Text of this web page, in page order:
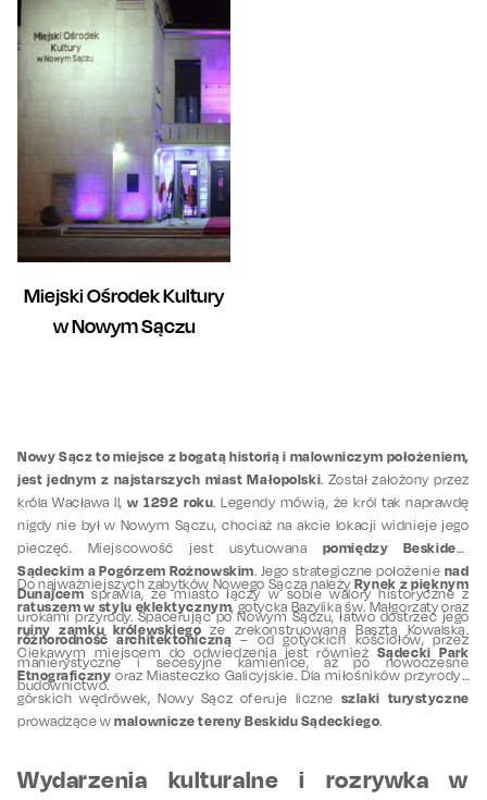
Miejski Ośrodek Kultury
w Nowym Sączu
Nowy Sącz to miejsce z bogatą historią i malowniczym położeniem,
jest jednym z najstarszych miast Małopolski. Został założony przez
króla Wacława II,w 1292 roku. Legendy mówią, że król tak naprawdę
nigdy nie był w Nowym Sączu, chociaż na akcie lokacji widnieje jego
pieczęć. Miejscowość jest usytuowana pomiędzy Beskidem
Sądeckim a Pogórzem Rożnowskim. Jego strategiczne położenie nad
Dunajcemsprawia, że miasto łączy w sobie walory historyczne z
urokami przyrody. Spacerując po Nowym Sączu, łatwo dostrzec jego
różnorodność architektoniczną – od gotyckich kościołów, przez
manierystyczne i secesyjne kamienice, aż po nowoczesne
budownictwo.
Do najważniejszych zabytków Nowego Sącza należy Rynek z pięknym
ratuszem w stylu eklektycznym, gotycka Bazylika św. Małgorzaty oraz
ruiny zamku królewskiego ze zrekonstruowaną Basztą Kowalską.
Ciekawym miejscem do odwiedzenia jest również Sądecki Park
Etnograficzny oraz Miasteczko Galicyjskie. Dla miłośników przyrody i
górskich wędrówek, Nowy Sącz oferuje liczne szlaki turystyczne
prowadzące wmalownicze tereny Beskidu Sądeckiego.
Wydarzenia kulturalne i rozrywka w